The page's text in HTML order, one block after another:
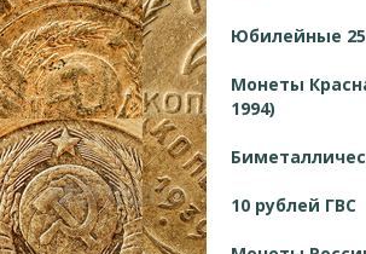
Юбилейные
Монеты
1994)
10 рублей ГВС